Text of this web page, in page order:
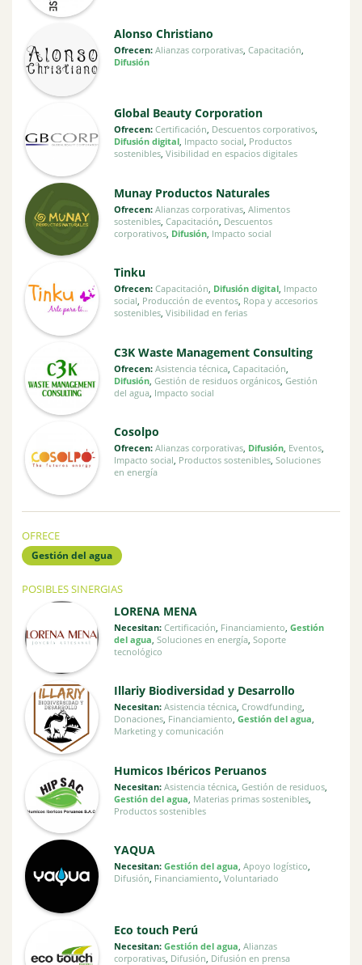
Alonso Christiano
Ofrecen: Alianzas corporativas, Capacitación
Difusión
Global Beauty Corporation
Ofrecen: Certificación, Descuentos corporativos,
Difusión digital, Impacto social, Productos
sostenibles, Visibilidad en espacios digitales
Munay Productos Naturales
Ofrecen: Alianzas corporativas, Alimentos
sostenibles, Capacitación Descuentos
corporativos, Difusión, Impacto social
Tinku
Ofrecen: Capacitación, Difusión digital, Impacto
social, Producción de eventos, Ropa y accesorios
sostenibles, Visibilidad en ferias
C3K Waste Management Consulting
Ofrecen: Asistencia técnica, Capacitación
Difusión, Gestión de residuos orgánicos, Gestión
del agua, Impacto social
Cosolpo
Ofrecen: Alianzas corporativas, Difusión, Eventos,
Impacto social, Productos sostenibles, Soluciones
en energía
OFRECE
Gestión del agua
POSIBLES SINERGIAS
LORENA MENA
Necesitan: Certificación Financiamiento Gestión
del agua Soluciones en energía, Soporte
tecnológico
Illariy Biodiversidad y Desarrollo
Necesitan: Asistencia técnica, Crowdfunding,
Donaciones, Financiamiento, Gestión del agua,
Marketing y comunicación
Humicos Ibéricos Peruanos
Necesitan: Asistencia técnica, Gestión de residuos,
Gestión del agua Materias primas sostenibles,
Productos sostenibles
YAQUA
Necesitan: Gestión del agua, Apoyo logístico,
Difusión, Financiamiento, Voluntariado
Eco touch Perú
Necesitan: Gestión del agua Alianzas
corporativas, Difusión Difusión en prensa